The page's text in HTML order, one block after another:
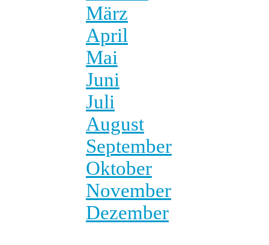
März
April
Mai
Juni
Juli
August
September
Oktober
November
Dezember